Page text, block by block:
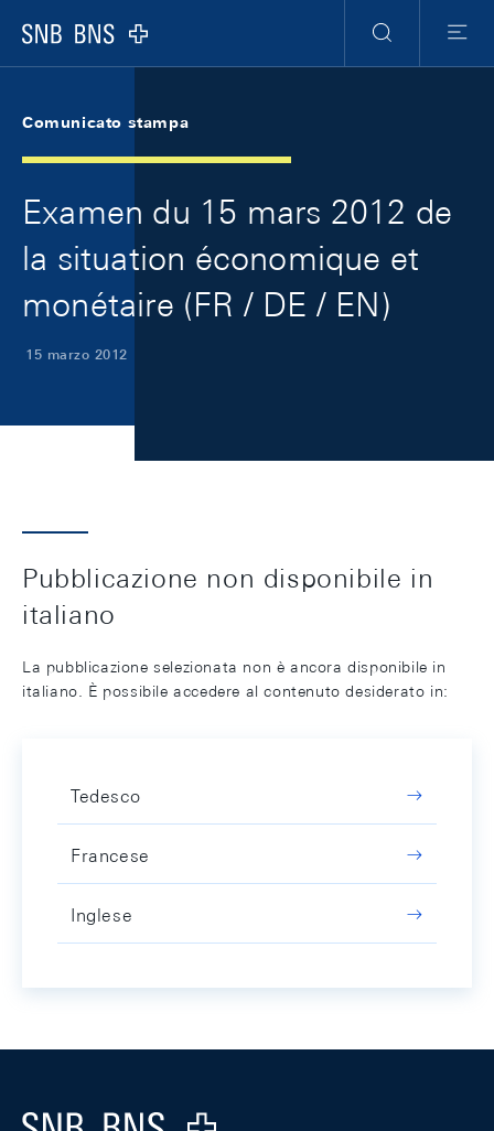
Logo
Ricerca
Menu
Comunicato stampa
Examen du 15 mars 2012 de
la situation économique et
monétaire (FR / DE / EN)
15 marzo 2012
Pubblicazione non disponibile in
italiano
La pubblicazione selezionata non è ancora disponibile in
italiano. È possibile accedere al contenuto desiderato in:
Tedesco
Francese
Inglese
Logo